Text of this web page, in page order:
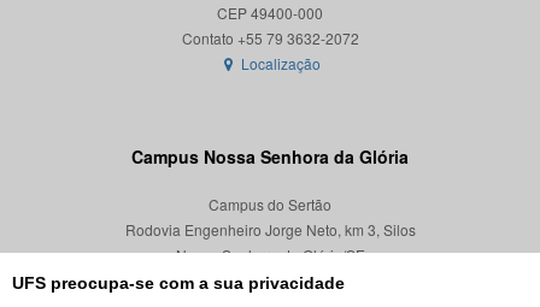
UFS preocupa-se com a sua privacidade
CEP 49400-000
Localização
Campus Nossa Senhora da Glória
Campus do Sertão
Rodovia Engenheiro Jorge Neto, km 3, Silos
Nossa Senhora da Glória/SE
CEP 49680-000